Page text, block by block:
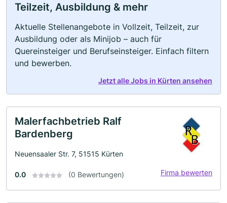
Teilzeit, Ausbildung & mehr
Aktuelle Stellenangebote in Vollzeit, Teilzeit, zur
Ausbildung oder als Minijob – auch für
Quereinsteiger und Berufseinsteiger. Einfach filtern
und bewerben.
Jetzt alle Jobs in Kürten ansehen
Malerfachbetrieb Ralf
Bardenberg
Neuensaaler Str. 7, 51515 Kürten
0.0 (0 Bewertungen) Firma bewerten